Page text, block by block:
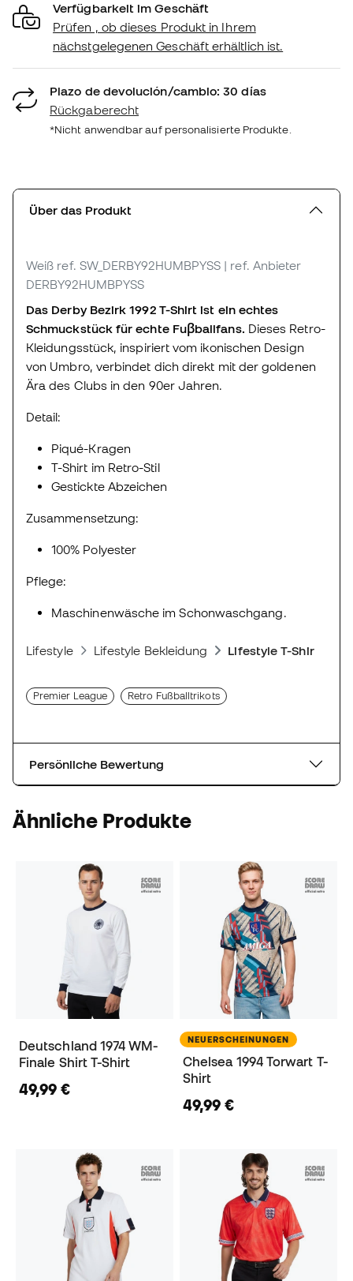
Verfügbarkeit im Geschäft
Prüfen , ob dieses Produkt in Ihrem
nächstgelegenen Geschäft erhältlich ist.
Plazo de devolución/cambio: 30 días
Rückgaberecht
*Nicht anwendbar auf personalisierte Produkte.
Über das Produkt
Weiß ref. SW_DERBY92HUMBPYSS | ref. Anbieter
DERBY92HUMBPYSS
Das Derby Bezirk 1992 T-Shirt ist ein echtes
Schmuckstück für echte Fuβballfans. Dieses Retro-
Kleidungsstück, inspiriert vom ikonischen Design
von Umbro, verbindet dich direkt mit der goldenen
Ära des Clubs in den 90er Jahren.
Detail:
Piqué-Kragen
T-Shirt im Retro-Stil
Gestickte Abzeichen
Zusammensetzung:
100% Polyester
Pflege:
Maschinenwäsche im Schonwaschgang.
Lifestyle Lifestyle Bekleidung Lifestyle T-Shirts
Premier League Retro Fußballtrikots
Persönliche Bewertung
Ähnliche Produkte
Deutschland 1974 WM-
Finale Shirt T-Shirt
49,99 €
NEUERSCHEINUNGEN
Chelsea 1994 Torwart T-
Shirt
49,99 €